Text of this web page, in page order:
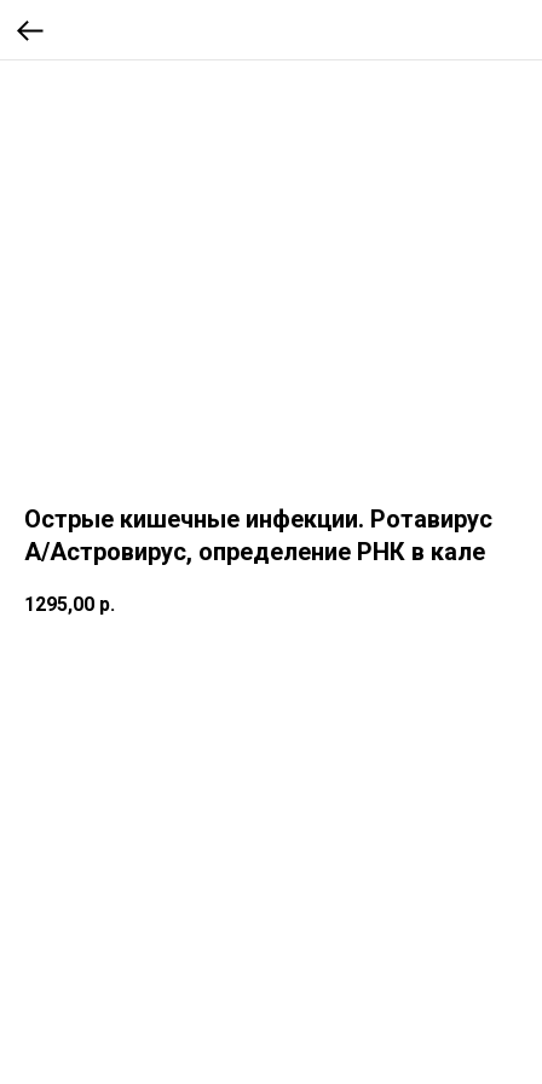
Острые кишечные инфекции. Ротавирус
А/Астровирус, определение РНК в кале
1295,00 р.